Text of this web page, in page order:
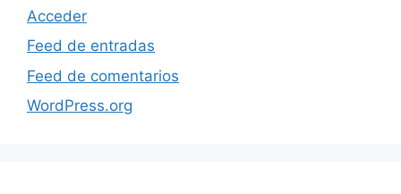
Acceder
Feed de entradas
Feed de comentarios
WordPress.org